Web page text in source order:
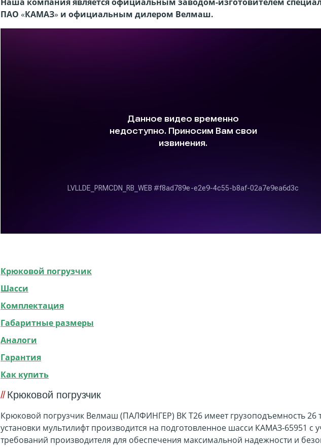
ПАО «КАМАЗ» и официальным дилером Велмаш.
Крюковой погрузчик
Шасси
Комплектация
Габаритные размеры
Аналоги
Гарантия
Как купить
Крюковой погрузчик
Крюковой погрузчик Велмаш (ПАЛФИНГЕР) ВК T26 имеет грузоподъемность 26
установки мультилифт производится на подготовленное шасси КАМАЗ-65951 с
требований производителя для обеспечения максимальной надежности и